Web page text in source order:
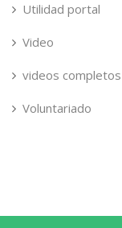
Utilidad portal
Video
videos completos
Voluntariado